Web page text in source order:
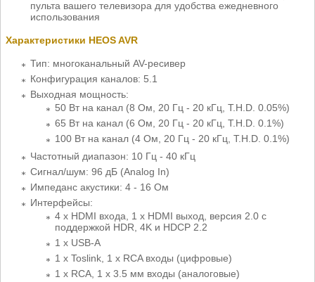
пульта вашего телевизора для удобства ежедневного
использования
Характеристики HEOS AVR
Тип: многоканальный AV-ресивер
Конфигурация каналов: 5.1
Выходная мощность:
50 Вт на канал (8 Ом, 20 Гц - 20 кГц, T.H.D. 0.05%)
65 Вт на канал (6 Ом, 20 Гц - 20 кГц, T.H.D. 0.1%)
100 Вт на канал (4 Ом, 20 Гц - 20 кГц, T.H.D. 0.1%)
Частотный диапазон: 10 Гц - 40 кГц
Сигнал/шум: 96 дБ (Analog In)
Импеданс акустики: 4 - 16 Ом
Интерфейсы:
4 х HDMI входа, 1 х HDMI выход, версия 2.0 с
поддержкой HDR, 4K и HDCP 2.2
1 х USB-A
1 х Toslink, 1 x RCA входы (цифровые)
1 x RCA, 1 x 3.5 мм входы (аналоговые)